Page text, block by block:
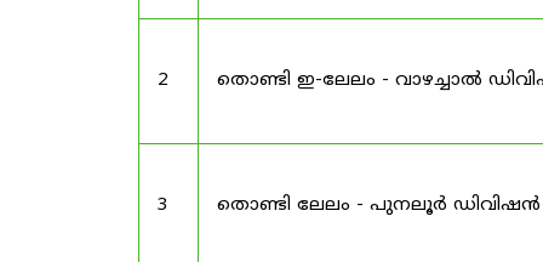
2 തൊണ്ടി ഇ-ലേലം - വാഴച്ചാൽ
3 തൊണ്ടി ലേലം - പുനലൂർ ഡിവിഷൻ